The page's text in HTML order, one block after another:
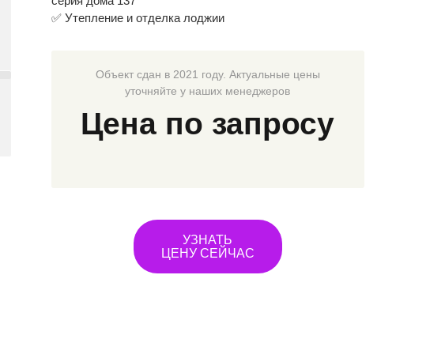
✅ Утепление и отделка лоджии
Объект сдан в 2021 году. Актуальные цены
уточняйте у наших менеджеров
Цена по запросу
УЗНАТЬ
ЦЕНУ СЕЙЧАС